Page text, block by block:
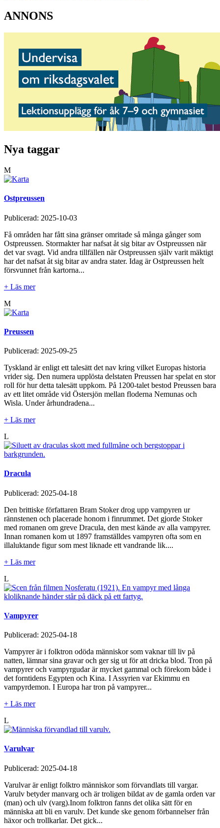
ANNONS
Nya taggar
M
Ostpreussen
Publicerad: 2025-10-03
Få områden har fått sina gränser omritade så många gånger som
Ostpreussen. Stormakter har nafsat åt sig bitar av Ostpreussen när
det var svagt. Vid andra tillfällen när Ostpreussen själv varit mäktigt
har det nafsat åt sig bitar av andra stater. Idag är Ostpreussen helt
försvunnet från kartorna...
+ Läs mer
M
Preussen
Publicerad: 2025-09-25
Tyskland är enligt ett talesätt det nav kring vilket Europas historia
vrider sig. Den numera upplösta delstaten Preussen har spelat en stor
roll för hur detta talesätt uppkom. På 1200-talet bestod Preussen bara
av ett litet område vid Östersjön mellan floderna Nemunas och
Wisla. Under århundradena...
+ Läs mer
L
Dracula
Publicerad: 2025-04-18
Den brittiske författaren Bram Stoker drog upp vampyren ur
rännstenen och placerade honom i finrummet. Det gjorde Stoker
med romanen om greve Dracula, den mest kände av alla vampyrer.
Innan romanen kom ut 1897 framställdes vampyren ofta som en
illaluktande figur som mest liknade ett vandrande lik....
+ Läs mer
L
Vampyrer
Publicerad: 2025-04-18
Vampyrer är i folktron odöda människor som vaknar till liv på
natten, lämnar sina gravar och ger sig ut för att dricka blod. Tron på
vampyrer och vampyrgudar är mycket gammal och förekom både i
det forntidens Egypten och Kina. I Assyrien var Ekimmu en
vampyrdemon. I Europa har tron på vampyrer...
+ Läs mer
L
Varulvar
Publicerad: 2025-04-18
Varulvar är enligt folktro människor som förvandlats till vargar.
Varulv betyder manvarg och är troligen bildat av de gamla orden var
(man) och ulv (varg).Inom folktron fanns det olika sätt för en
människa att bli en varulv. Det kunde ske genom förbannelser från
häxor och trollkarlar. Det gick...